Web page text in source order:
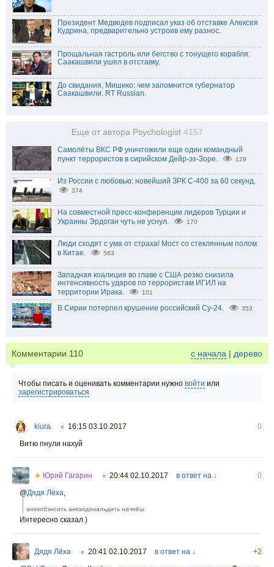
Президент Медведев подписал указ об отставке Алексея
Кудрина, предварительно устроив ему разнос.
Прощальная гастроль или бегство с тонущего корабля:
Саакашвили ушел в отставку.
До свидания, Мишико: чем запомнится губернатор
Саакашвили. RT Russian.
Еще от автора Psychologist 4157
Самолёты ВКС РФ уничтожили еще один командный
пункт террористов в сирийском Дейр-эз-Зоре.
129
Из России с любовью: новейший ЗРК С-400 за 60 секунд.
374
На совместной пресс-конференции лидеров Турции и
Украины Эрдоган чуть не уснул.
170
Люди сходят с ума от страха! Мост со стеклянным полом
в Китае.
563
Западная коалиция во главе с США резко снизила
интенсивность ударов по террористам ИГИЛ на
территории Ирака.
101
В Сирии потерпел крушение российский Су-24. 353
Комментарии 110 с начала | дерево
Чтобы писать и оценивать комментарии нужно войти или
зарегистрироваться
kiura ○ 16:15 03.10.2017
0
Витю пнули нахуй
★ Юрий Гагарин ○ 20:44 02.10.2017 в ответ на ↓
0
@Дядя Лёха
анеклбэнсить анкэлдональдить начнёш
Интересно сказал )
Дядя Лёха ○ 20:41 02.10.2017 в ответ на ↓
+2